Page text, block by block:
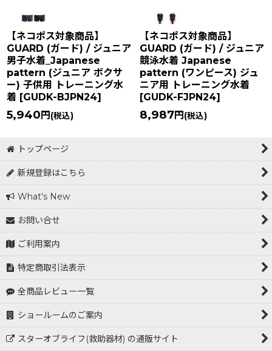
【ネコポス対象商品】
GUARD (ガード) / ジュニア
男子水着_Japanese
pattern (ジュニア ボクサ
ー) 子供用 トレーニング水
着 [GUDK-BJPN24]
5,940 円 (税込)
【ネコポス対象商品】
GUARD (ガード) / ジュニア
競泳水着 Japanese
pattern (ワンピース) ジュ
ニア用 トレーニング水着
[GUDK-FJPN24]
8,987円 (税込)
トップページ
新規登録はこちら
What's New
お問い合せ
ご利用案内
特定商取引法表示
全商品レビュー一覧
ショールームのご案内
スターオブライフ(救助器材) の通販サイト